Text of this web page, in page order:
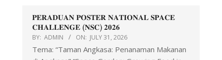
𝐏𝐄𝐑𝐀𝐃𝐔𝐀𝐍 𝐏𝐎𝐒𝐓𝐄𝐑 𝐍𝐀𝐓𝐈𝐎𝐍𝐀𝐋 𝐒𝐏𝐀𝐂𝐄
𝐂𝐇𝐀𝐋𝐋𝐄𝐍𝐆𝐄 (𝐍𝐒𝐂) 𝟐𝟎𝟐𝟔
BY: ADMIN ON: JULY 31, 2026
Tema: “Taman Angkasa: Penanaman Makanan